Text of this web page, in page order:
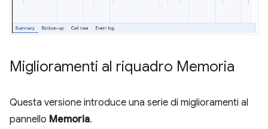
Miglioramenti al riquadro Memoria
Questa versione introduce una serie di miglioramenti al
pannello Memoria.